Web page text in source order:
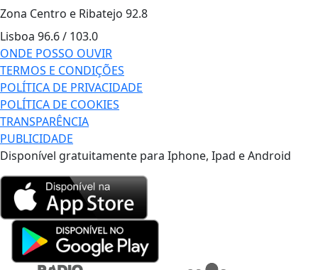
Zona Centro e Ribatejo 92.8
Lisboa 96.6 / 103.0
ONDE POSSO OUVIR
TERMOS E CONDIÇÕES
POLÍTICA DE PRIVACIDADE
POLÍTICA DE COOKIES
TRANSPARÊNCIA
PUBLICIDADE
Disponível gratuitamente para Iphone, Ipad e Android